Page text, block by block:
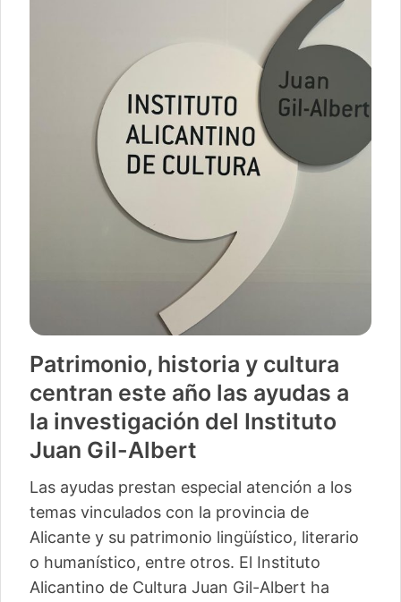
Patrimonio, historia y cultura
centran este año las ayudas a
la investigación del Instituto
Juan Gil-Albert
Las ayudas prestan especial atención a los
temas vinculados con la provincia de
Alicante y su patrimonio lingüístico, literario
o humanístico, entre otros. El Instituto
Alicantino de Cultura Juan Gil-Albert ha